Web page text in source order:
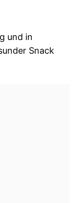
und in
Snack